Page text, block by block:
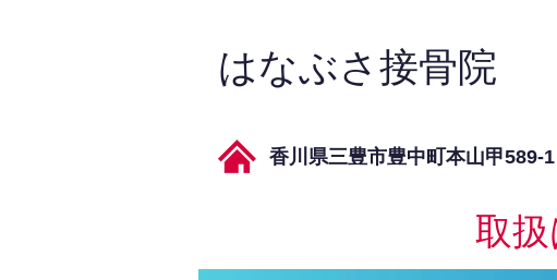
はなぶさ接骨院
香川県三豊市豊中町本山甲589-1
取